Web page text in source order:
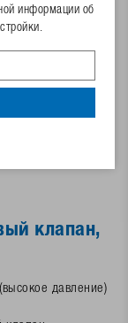
клапан,
давление)
информации об